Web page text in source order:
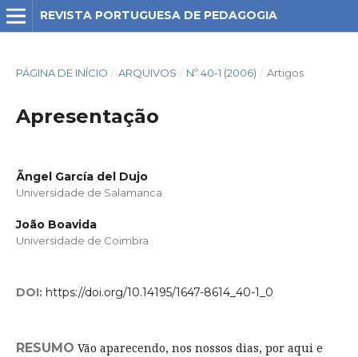
REVISTA PORTUGUESA DE PEDAGOGIA
PÁGINA DE INÍCIO / ARQUIVOS / Nº 40-1 (2006) / Artigos
Apresentação
Ãngel García del Dujo
Universidade de Salamanca
João Boavida
Universidade de Coimbra
DOI: https://doi.org/10.14195/1647-8614_40-1_0
RESUMO Vão aparecendo, nos nossos dias, por aqui e